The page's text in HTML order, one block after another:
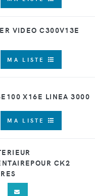
VIDEO C300V13E
MA LISTE
X16E LINEA 3000
MA LISTE
CK2